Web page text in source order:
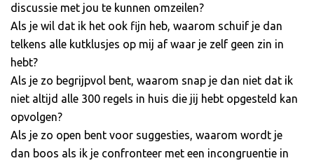
discussie met jou te kunnen omzeilen?
Als je wil dat ik het ook fijn heb, waarom schuif je dan
telkens alle kutklusjes op mij af waar je zelf geen zin in
hebt?
Als je zo begrijpvol bent, waarom snap je dan niet dat ik
niet altijd alle 300 regels in huis die jij hebt opgesteld kan
opvolgen?
Als je zo open bent voor suggesties, waarom wordt je
dan boos als ik je confronteer met een incongruentie in